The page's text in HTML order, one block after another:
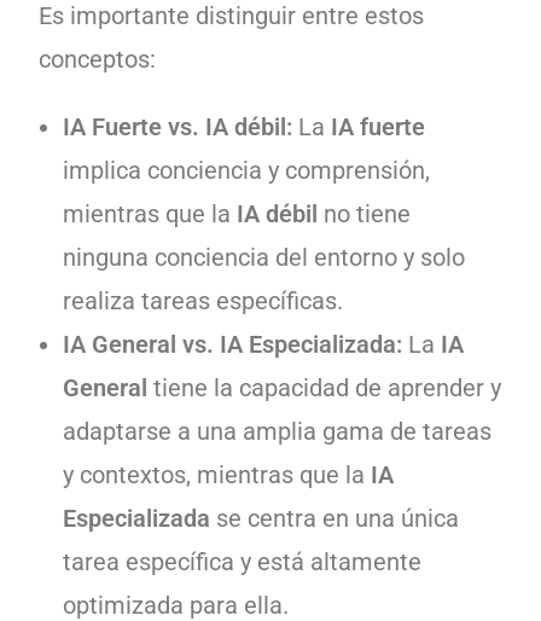
Es importante distinguir entre estos
conceptos:
IA Fuerte vs. IA débil: La IA fuerte
implica conciencia y comprensión,
mientras que la IA débil no tiene
ninguna conciencia del entorno y solo
realiza tareas específicas.
IA General vs. IA Especializada: La IA
General tiene la capacidad de aprender y
adaptarse a una amplia gama de tareas
y contextos, mientras que la IA
Especializada se centra en una única
tarea específica y está altamente
optimizada para ella.